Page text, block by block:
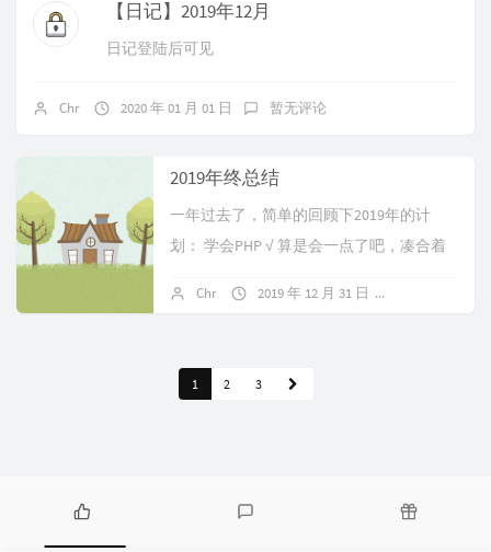
【日记】2019年12月
日记登陆后可见
Chr 2020 年 01 月 01 日 暂无评论
2019年终总结
一年过去了，简单的回顾下2019年的计
划： 学会PHP √ 算是会一点了吧，凑合着
Chr 2019 年 12 月 31 日
1 2 3
热